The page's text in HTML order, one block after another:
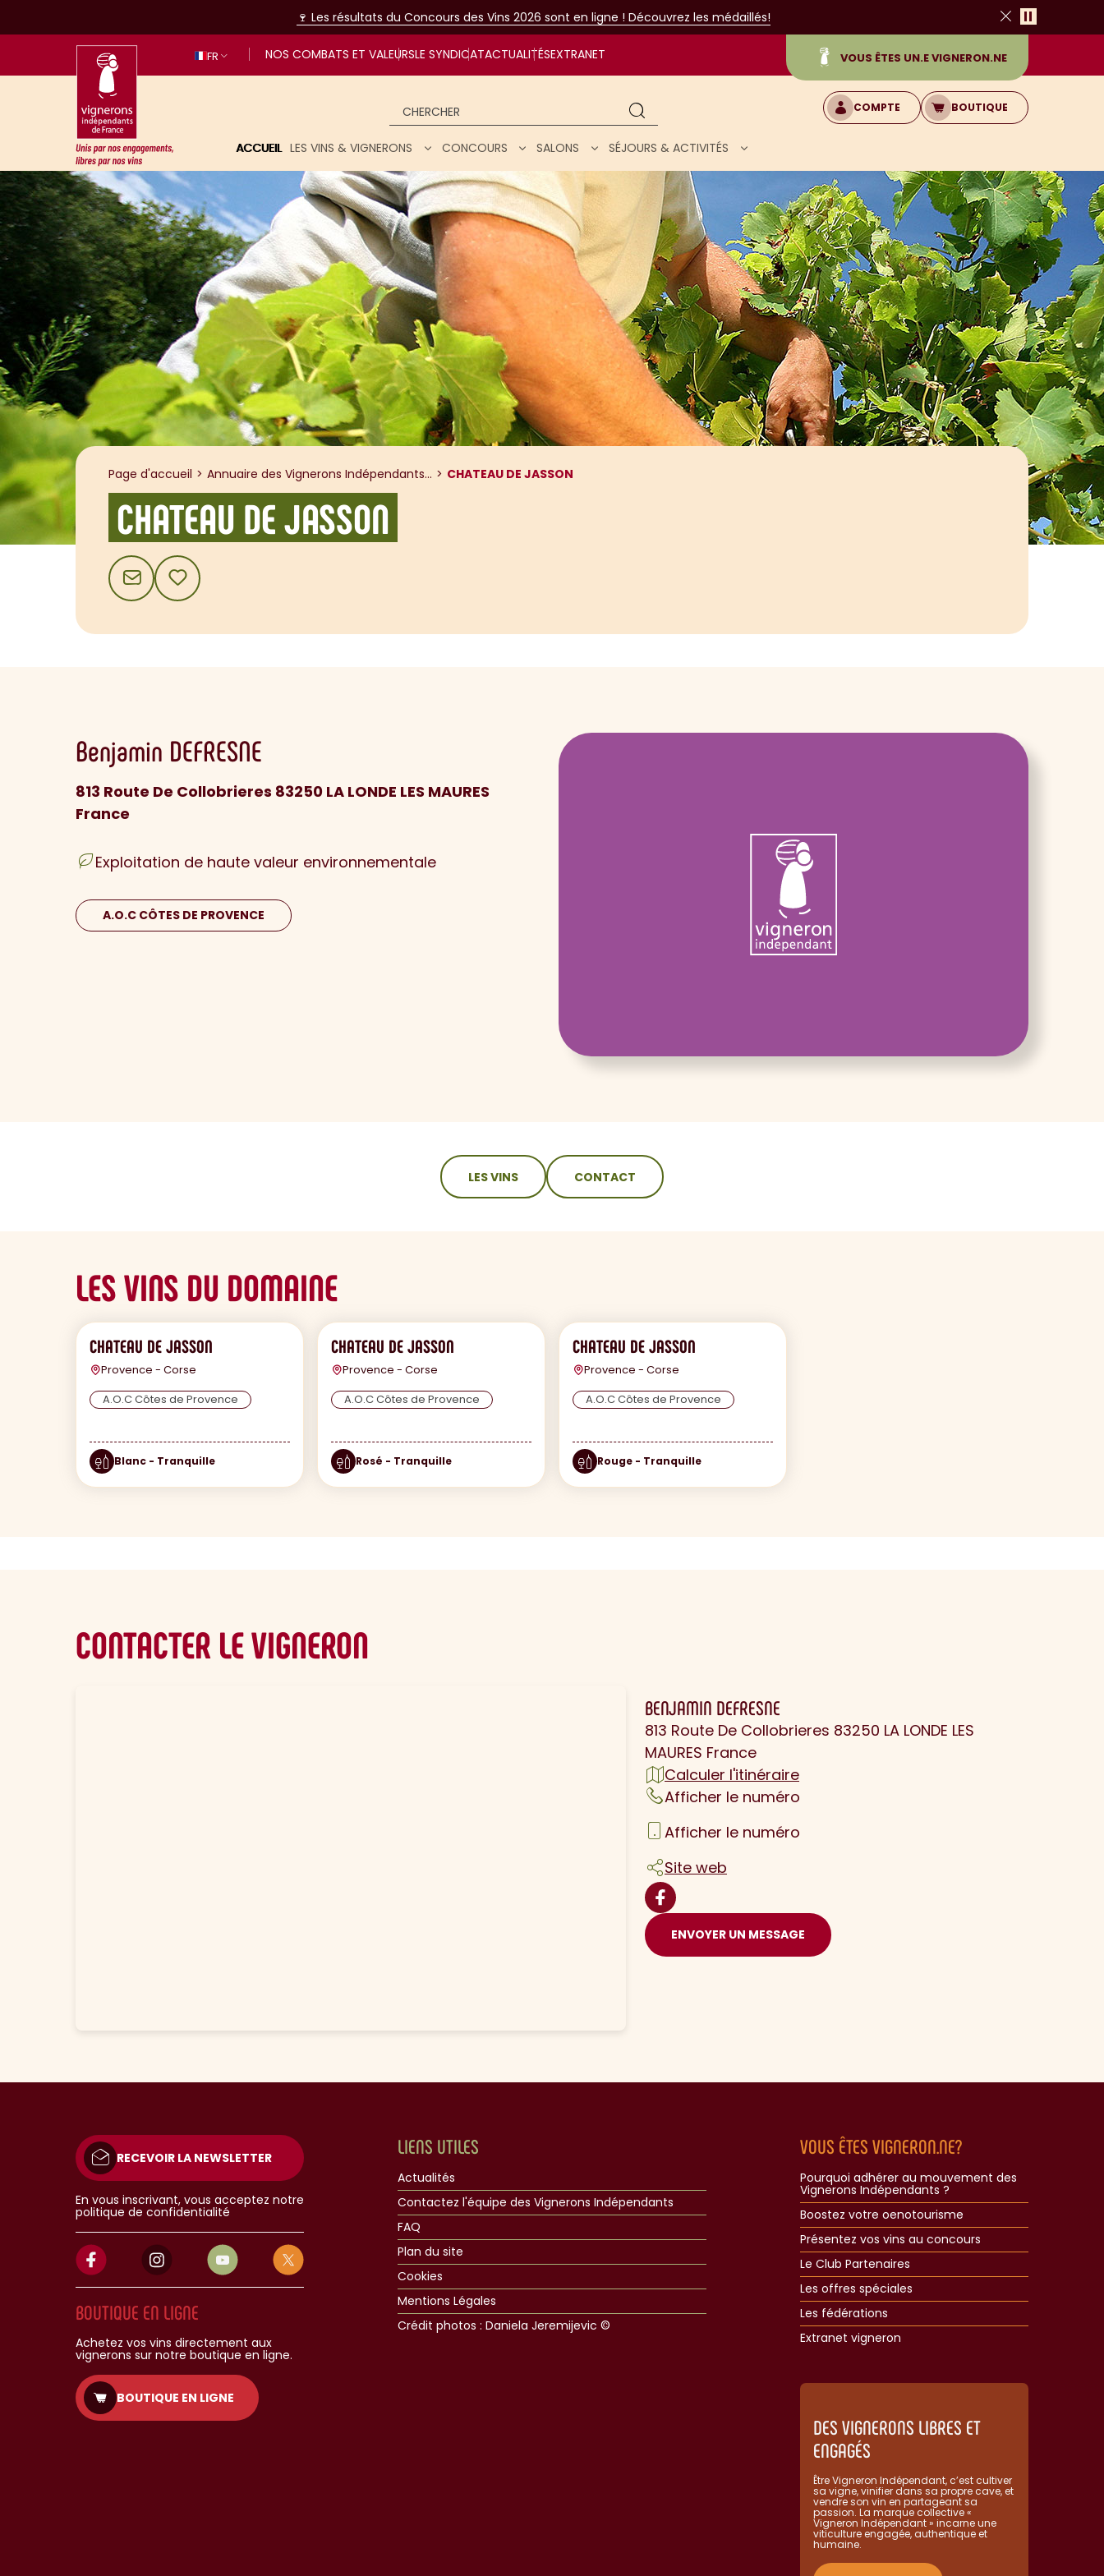
🍷 Les résultats du Concours des Vins 2026 sont en ligne ! Découvrez les médaillés!
Fermer
FR NOS COMBATS ET VALEURSLE SYNDICATACTUALITÉSEXTRANET VOUS ÊTES UN.E VIGNERON.NE
Unis par nos engagements, libres par nos vins
Chercher
COMPTE BOUTIQUE
ACCUEIL LES VINS & VIGNERONS CONCOURS SALONS SÉJOURS & ACTIVITÉS
Page d'accueil Annuaire des Vignerons Indépendants... CHATEAU DE JASSON
CHATEAU DE JASSON
CONTACTAJOUTER AUX FAVORIS
Benjamin DEFRESNE
813 Route De Collobrieres 83250 LA LONDE LES MAURES
France
Exploitation de haute valeur environnementale
A.O.C CÔTES DE PROVENCE
LES VINS CONTACT
LES VINS DU DOMAINE
CHATEAU DE JASSON
Provence - Corse
A.O.C Côtes de Provence
Blanc - Tranquille
CHATEAU DE JASSON
Provence - Corse
A.O.C Côtes de Provence
Rosé - Tranquille
CHATEAU DE JASSON
Provence - Corse
A.O.C Côtes de Provence
Rouge - Tranquille
CONTACTER LE VIGNERON
BENJAMIN DEFRESNE
813 Route De Collobrieres 83250 LA LONDE LES
MAURES France
Calculer l'itinéraire
Afficher le numéro
Afficher le numéro
Site web
ENVOYER UN MESSAGE
RECEVOIR LA NEWSLETTER
En vous inscrivant, vous acceptez notre
politique de confidentialité
BOUTIQUE EN LIGNE
Achetez vos vins directement aux
vignerons sur notre boutique en ligne.
BOUTIQUE EN LIGNE
LIENS UTILES
Actualités
Contactez l'équipe des Vignerons Indépendants
FAQ
Plan du site
Cookies
Mentions Légales
Crédit photos : Daniela Jeremijevic ©​
VOUS ÊTES VIGNERON.NE?
Pourquoi adhérer au mouvement des
Vignerons Indépendants ?
Boostez votre oenotourisme
Présentez vos vins au concours
Le Club Partenaires
Les offres spéciales
Les fédérations
Extranet vigneron​
DES VIGNERONS LIBRES ET
ENGAGÉS
Être Vigneron Indépendant, c’est cultiver
sa vigne, vinifier dans sa propre cave, et
vendre son vin en partageant sa
passion. La marque collective «
Vigneron Indépendant » incarne une
viticulture engagée, authentique et
humaine.​